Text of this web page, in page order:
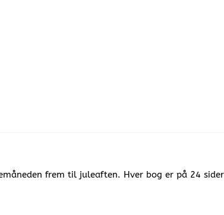
frem til juleaften. Hver bog er på 24